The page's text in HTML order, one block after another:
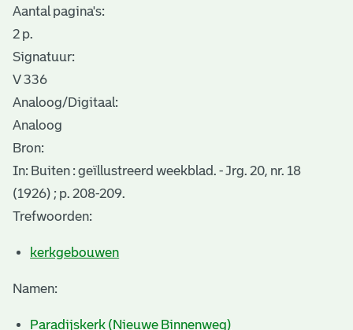
Aantal pagina's:
2 p.
Signatuur:
V 336
Analoog/Digitaal:
Analoog
Bron:
In: Buiten : geïllustreerd weekblad. - Jrg. 20, nr. 18
(1926) ; p. 208-209.
Trefwoorden:
kerkgebouwen
Namen:
Paradijskerk (Nieuwe Binnenweg)